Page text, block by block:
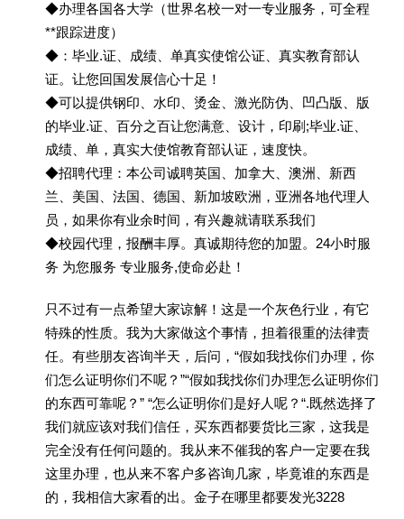
◆办理各国各大学（世界名校一对一专业服务，可全程
**跟踪进度）
◆：毕业.证、成绩、单真实使馆公证、真实教育部认
证。让您回国发展信心十足！
◆可以提供钢印、水印、烫金、激光防伪、凹凸版、版
的毕业.证、百分之百让您满意、设计，印刷;毕业.证、
成绩、单，真实大使馆教育部认证，速度快。
◆招聘代理：本公司诚聘英国、加拿大、澳洲、新西
兰、美国、法国、德国、新加坡欧洲，亚洲各地代理人
员，如果你有业余时间，有兴趣就请联系我们
◆校园代理，报酬丰厚。真诚期待您的加盟。24小时服
务 为您服务 专业服务,使命必赴！
只不过有一点希望大家谅解！这是一个灰色行业，有它
特殊的性质。我为大家做这个事情，担着很重的法律责
任。有些朋友咨询半天，后问，“假如我找你们办理，你
们怎么证明你们不呢？”“假如我找你们办理怎么证明你们
的东西可靠呢？” “怎么证明你们是好人呢？“.既然选择了
我们就应该对我们信任，买东西都要货比三家，这我是
完全没有任何问题的。我从来不催我的客户一定要在我
这里办理，也从来不客户多咨询几家，毕竟谁的东西是
的，我相信大家看的出。金子在哪里都要发光3228